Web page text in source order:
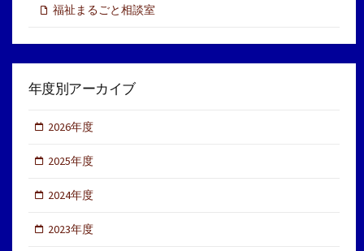
福祉まるごと相談室
年度別アーカイブ
2026年度
2025年度
2024年度
2023年度